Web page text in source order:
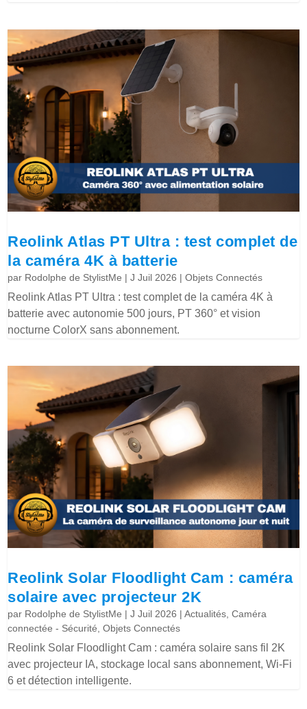
Reolink Atlas PT Ultra : test complet de
la caméra 4K à batterie
par Rodolphe de StylistMe |J Juil 2026 |Objets Connectés
Reolink Atlas PT Ultra : test complet de la caméra 4K à
batterie avec autonomie 500 jours, PT 360° et vision
nocturne ColorX sans abonnement.
Reolink Solar Floodlight Cam : caméra
solaire avec projecteur 2K
par Rodolphe de StylistMe |J Juil 2026 |Actualités ,Caméra
connectée - Sécurité ,Objets Connectés
Reolink Solar Floodlight Cam : caméra solaire sans fil 2K
avec projecteur IA, stockage local sans abonnement, Wi-Fi
6 et détection intelligente.